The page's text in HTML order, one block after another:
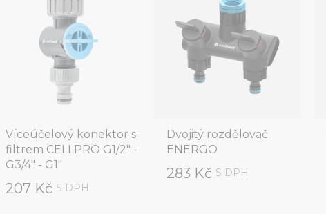
Víceúčelový konektor s
filtrem CELLPRO G1/2" -
G3/4" - G1"
207 Kč S DPH
Dvojitý rozdělovač
ENERGO
283 Kč S DPH